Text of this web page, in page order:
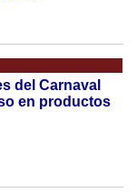
del Carnaval
en productos